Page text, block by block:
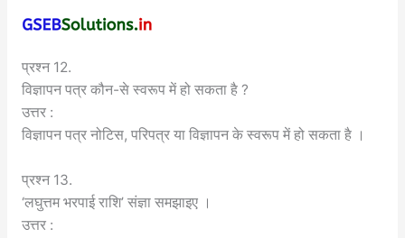
प्रश्न 12.
विज्ञापन पत्र कौन-से स्वरूप में हो सकता है ?
उत्तर :
विज्ञापन पत्र नोटिस, परिपत्र या विज्ञापन के स्वरूप में हो सकता है ।
प्रश्न 13.
‘लघुत्तम भरपाई राशि’ संज्ञा समझाइए ।
उत्तर :